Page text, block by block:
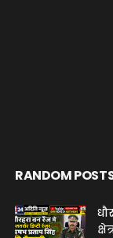
RANDOM